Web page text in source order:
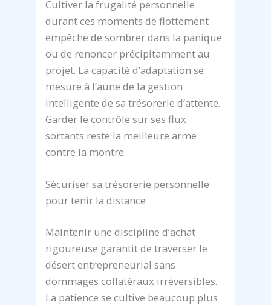
Cultiver la frugalité personnelle
durant ces moments de flottement
empêche de sombrer dans la panique
ou de renoncer précipitamment au
projet. La capacité d’adaptation se
mesure à l’aune de la gestion
intelligente de sa trésorerie d’attente.
Garder le contrôle sur ses flux
sortants reste la meilleure arme
contre la montre.
Sécuriser sa trésorerie personnelle
pour tenir la distance
Maintenir une discipline d’achat
rigoureuse garantit de traverser le
désert entrepreneurial sans
dommages collatéraux irréversibles.
La patience se cultive beaucoup plus